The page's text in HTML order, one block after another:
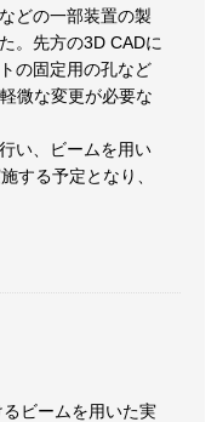
どの一部装置の製
。先方の3D CADに
の固定用の孔など
微な変更が必要な
い、ビームを用い
する予定となり、
ビームを用いた実